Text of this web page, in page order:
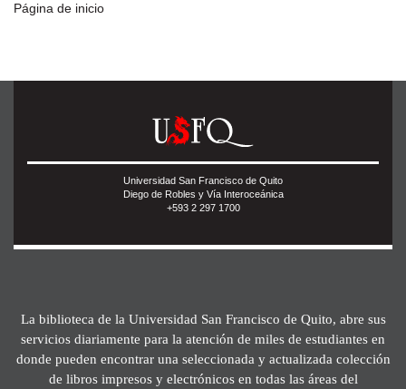
Página de inicio
Universidad San Francisco de Quito
Diego de Robles y Vía Interoceánica
+593 2 297 1700
La biblioteca de la Universidad San Francisco de Quito, abre sus
servicios diariamente para la atención de miles de estudiantes en
donde pueden encontrar una seleccionada y actualizada colección
de libros impresos y electrónicos en todas las áreas del